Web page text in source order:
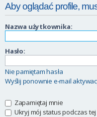
Aby oglądać profile,
Nazwa użytkownika:
Hasło:
Nie pamiętam hasła
Wyślij ponownie e-mail
Zapamiętaj mnie
Ukryj mój status podczas